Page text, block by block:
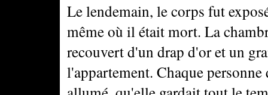
Le lendemain, le corps fut
même où il était mort. La
recouvert d'un drap d'or et un
l'appartement. Chaque